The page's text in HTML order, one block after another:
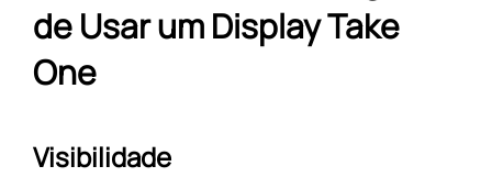
de Usar um Display Take
One
Visibilidade